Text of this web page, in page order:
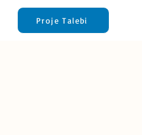
Proje Talebi